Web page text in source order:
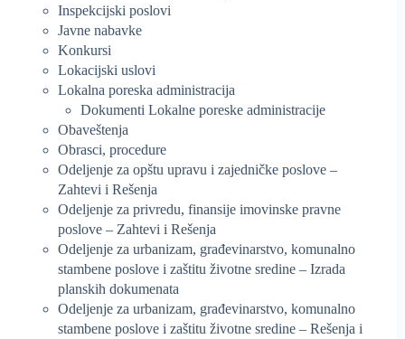
Inspekcijski poslovi
Javne nabavke
Konkursi
Lokacijski uslovi
Lokalna poreska administracija
Dokumenti Lokalne poreske administracije
Obaveštenja
Obrasci, procedure
Odeljenje za opštu upravu i zajedničke poslove –
Zahtevi i Rešenja
Odeljenje za privredu, finansije imovinske pravne
poslove – Zahtevi i Rešenja
Odeljenje za urbanizam, građevinarstvo, komunalno
stambene poslove i zaštitu životne sredine – Izrada
planskih dokumenata
Odeljenje za urbanizam, građevinarstvo, komunalno
stambene poslove i zaštitu životne sredine – Rešenja i